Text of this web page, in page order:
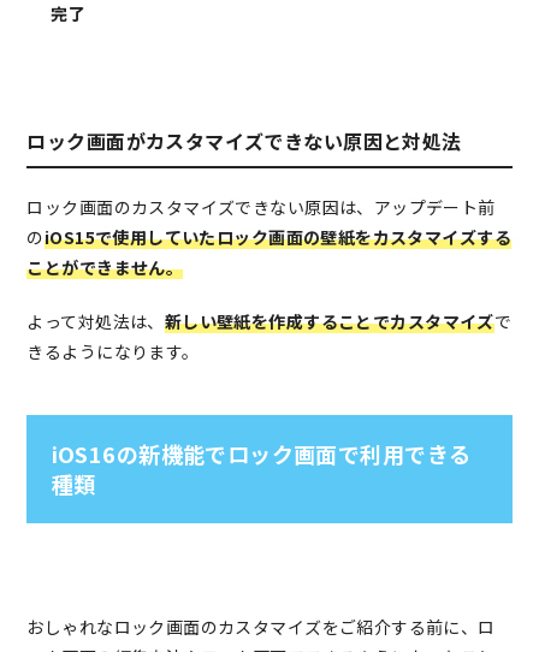
完了
ロック画面がカスタマイズできない原因と対処法
ロック画面のカスタマイズできない原因は、アップデート前
のiOS15で使用していたロック画面の壁紙をカスタマイズする
ことができません。
よって対処法は、 新しい壁紙を作成することでカスタマイズで
きるようになります。
iOS16の新機能でロック画面で利用できる
種類
おしゃれなロック画面のカスタマイズをご紹介する前に、ロ